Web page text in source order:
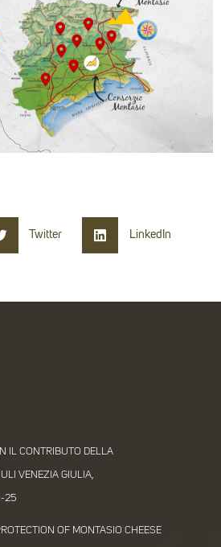
Twitter LinkedIn
IL CONTRIBUTO DELLA
VENEZIA GIULIA,
25
OF MONTASIO CHEESE